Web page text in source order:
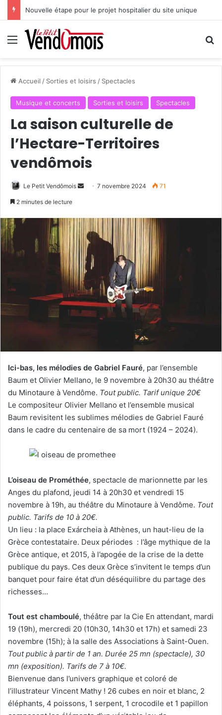
Nouvelle étape pour le projet hospitalier du site unique
Menu
Accueil / Sorties et loisirs / Spectacles
Musique et concerts Sorties et loisirs Spectacles
La saison culturelle de
l’Hectare-Territoires
vendômois
Le Petit Vendômois
o
y
e
r
u
n
c
o
u
i
e
l
7 novembre 2024 71
2 minutes de lecture
Ici-bas, les mélodies de Gabriel Fauré, par l’ensemble
Baum et Olivier Mellano, le 9 novembre à 20h30 au théâtre
du Minotaure à Vendôme. Tout public. Tarif unique 20€
Le compositeur Olivier Mellano et l’ensemble musical
Baum revisitent les sublimes mélodies de Gabriel Fauré
dans le cadre du centenaire de sa mort (1924 – 2024).
L’oiseau de Prométhée, spectacle de marionnette par les
Anges du plafond, jeudi 14 à 20h30 et vendredi 15
novembre à 19h, au théâtre du Minotaure à Vendôme. Tout
public. Tarifs de 10 à 20€.
Un lieu : la place Exárcheia à Athènes, un haut-lieu de la
Grèce contestataire. Deux périodes : l’âge mythique de la
Grèce antique, et 2015, à l’apogée de la crise de la dette
publique du pays. Ces deux Grèce s’invitent le temps d’un
banquet pour faire état d’un déséquilibre du partage des
richesses…
Tout est chamboulé, théâtre par la Cie En attendant, mardi
19 (19h), mercredi 20 (10h30, 14h30 et 17h) et samedi 23
novembre (15h); à la salle des Associations à Saint-Ouen.
Tout public à partir de 1 an. Durée 25 mn (spectacle), 30
mn (exposition). Tarifs de 7 à 10€.
Bienvenue dans l’univers graphique et coloré de
l’illustrateur Vincent Mathy ! 26 cubes en noir et blanc, 2
éléphants, 4 poissons, 1 serpent, 1 crocodile et 1 papillon